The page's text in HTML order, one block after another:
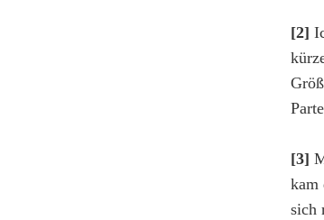
[2]
[3]
kam
sich